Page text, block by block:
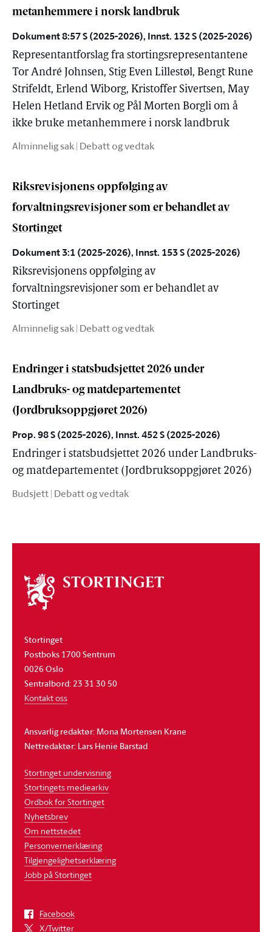
metanhemmere i norsk landbruk
Dokument 8:57 S (2025-2026), Innst. 132 S (2025-2026)
Representantforslag fra stortingsrepresentantene
Tor André Johnsen, Stig Even Lillestøl, Bengt Rune
Strifeldt, Erlend Wiborg, Kristoffer Sivertsen, May
Helen Hetland Ervik og Pål Morten Borgli om å
ikke bruke metanhemmere i norsk landbruk
Alminnelig sak | Debatt og vedtak
Riksrevisjonens oppfølging av
forvaltningsrevisjoner som er behandlet av
Stortinget
Dokument 3:1 (2025-2026), Innst. 153 S (2025-2026)
Riksrevisjonens oppfølging av
forvaltningsrevisjoner som er behandlet av
Stortinget
Alminnelig sak | Debatt og vedtak
Endringer i statsbudsjettet 2026 under
Landbruks- og matdepartementet
(Jordbruksoppgjøret 2026)
Prop. 98 S (2025-2026), Innst. 452 S (2025-2026)
Endringer i statsbudsjettet 2026 under Landbruks-
og matdepartementet (Jordbruksoppgjøret 2026)
Budsjett | Debatt og vedtak
Om
stortinget
Stortinget
Postboks 1700 Sentrum
0026 Oslo
Sentralbord: 23 31 30 50
Kontakt oss
Ansvarlig redaktør: Mona Mortensen Krane
Nettredaktør: Lars Henie Barstad
Stortinget undervisning
Stortingets mediearkiv
Ordbok for Stortinget
Nyhetsbrev
Om nettstedet
Personvernerklæring
Tilgjengelighetserklæring
Jobb på Stortinget
Facebook
X/Twitter